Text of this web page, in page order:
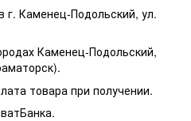
г. Каменец-Подольский, ул.
Каменец-Подольский,
товара при получении.